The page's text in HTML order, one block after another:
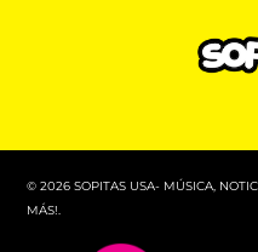
© 2026 SOPITAS USA- MÚSICA,
MÁS!.